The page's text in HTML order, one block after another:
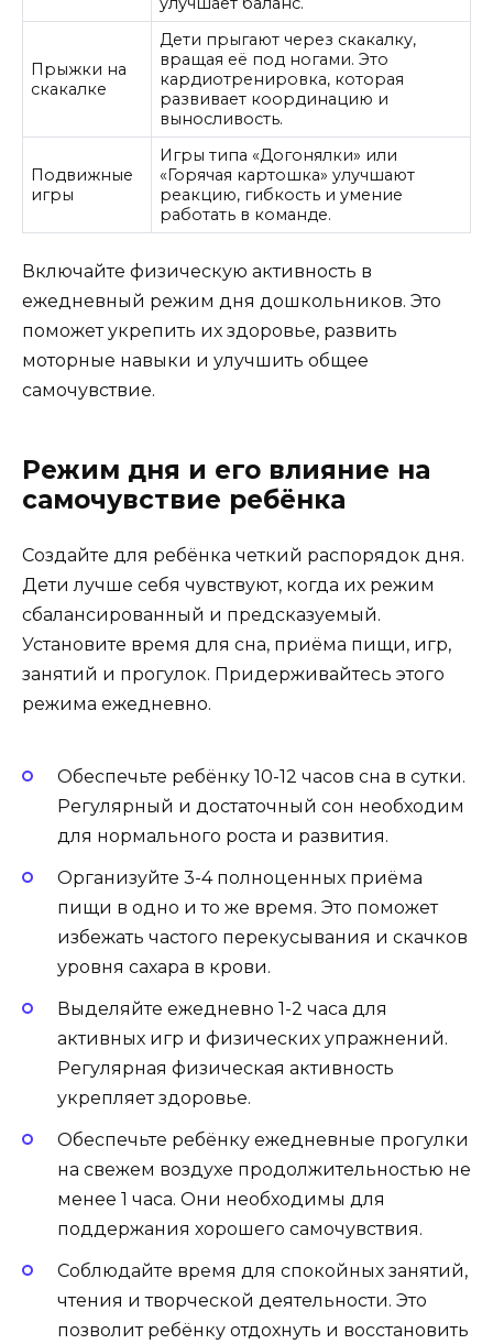
Прыжки на
скакалке
Дети прыгают через скакалку,
вращая её под ногами. Это
кардиотренировка, которая
развивает координацию и
выносливость.
Подвижные
игры
Игры типа «Догонялки» или
«Горячая картошка» улучшают
реакцию, гибкость и умение
работать в команде.
Включайте физическую активность в
ежедневный режим дня дошкольников. Это
поможет укрепить их здоровье, развить
моторные навыки и улучшить общее
самочувствие.
Режим дня и его влияние на
самочувствие ребёнка
Создайте для ребёнка четкий распорядок дня.
Дети лучше себя чувствуют, когда их режим
сбалансированный и предсказуемый.
Установите время для сна, приёма пищи, игр,
занятий и прогулок. Придерживайтесь этого
режима ежедневно.
Обеспечьте ребёнку 10-12 часов сна в сутки.
Регулярный и достаточный сон необходим
для нормального роста и развития.
Организуйте 3-4 полноценных приёма
пищи в одно и то же время. Это поможет
избежать частого перекусывания и скачков
уровня сахара в крови.
Выделяйте ежедневно 1-2 часа для
активных игр и физических упражнений.
Регулярная физическая активность
укрепляет здоровье.
Обеспечьте ребёнку ежедневные прогулки
на свежем воздухе продолжительностью не
менее 1 часа. Они необходимы для
поддержания хорошего самочувствия.
Соблюдайте время для спокойных занятий,
чтения и творческой деятельности. Это
позволит ребёнку отдохнуть и восстановить